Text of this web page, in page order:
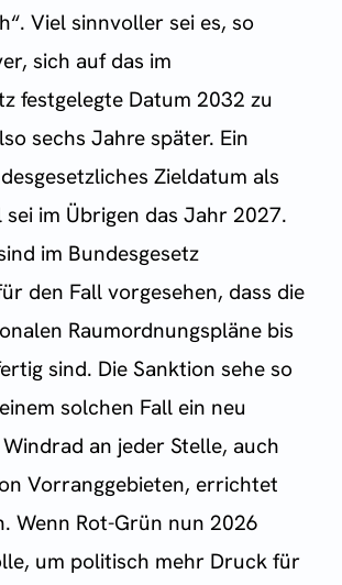
Viel sinnvoller sei es, so
sich auf das im
festgelegte Datum 2032 zu
sechs Jahre später. Ein
Zieldatum als
sei im Übrigen das Jahr 2027.
im Bundesgesetz
den Fall vorgesehen, dass die
Raumordnungspläne bis
sind. Die Sanktion sehe so
solchen Fall ein neu
an jeder Stelle, auch
Vorranggebieten, errichtet
Wenn Rot-Grün nun 2026
um politisch mehr Druck für